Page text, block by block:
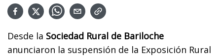
Desde la Sociedad Rural de Bariloche
anunciaron la suspensión de la Exposición Rural